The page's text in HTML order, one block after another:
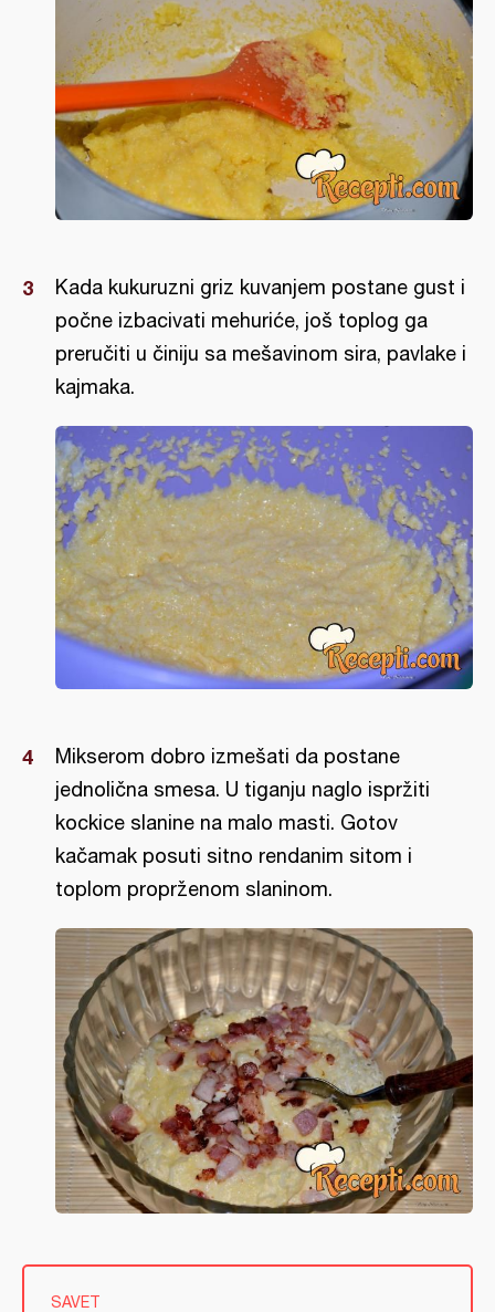
Kada kukuruzni griz kuvanjem postane gust i
počne izbacivati mehuriće, još toplog ga
preručiti u činiju sa mešavinom sira, pavlake i
kajmaka.
Mikserom dobro izmešati da postane
jednolična smesa. U tiganju naglo ispržiti
kockice slanine na malo masti. Gotov
kačamak posuti sitno rendanim sitom i
toplom proprženom slaninom.
SAVET